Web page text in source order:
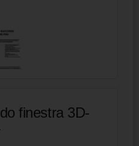
finestra 3D-